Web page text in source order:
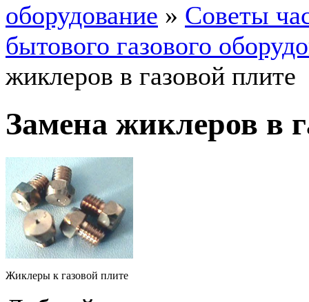
оборудование » Советы
бытового газового
жиклеров в газовой плите
Замена жиклеров в
Жиклеры к газовой плите